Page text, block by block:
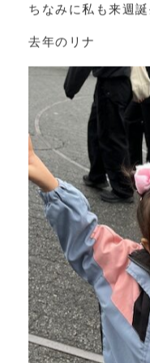
話変わりまして、
そんな11月はライ
我が家の次女の誕
ちなみに私も来週
去年のリナ